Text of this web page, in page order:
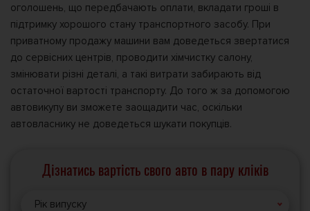
оголошень, що передбачають оплати, вкладати гроші в
підтримку хорошого стану транспортного засобу. При
приватному продажу машини вам доведеться звертатися
до сервісних центрів, проводити хімчистку салону,
змінювати різні деталі, а такі витрати забирають від
остаточної вартості транспорту. До того ж за допомогою
автовикупу ви зможете заощадити час, оскільки
автовласнику не доведеться шукати покупців.
Дізнатись вартість свого авто в пару кліків
Рік випуску